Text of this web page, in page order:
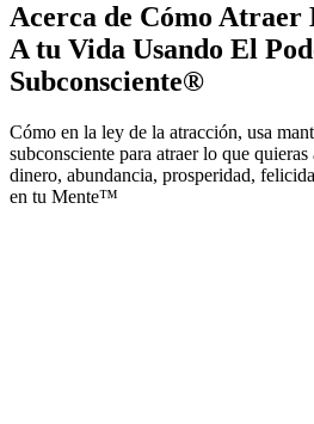
Acerca de Cómo Atraer
A tu Vida Usando El
Subconsciente®
Cómo en la ley de la atracción, usa
subconsciente para atraer lo que
dinero, abundancia, prosperidad,
en tu Mente™